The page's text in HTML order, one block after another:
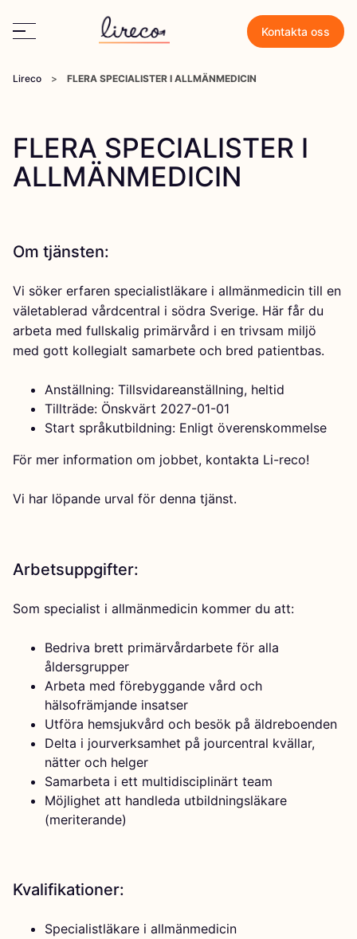
Kontakta oss
Lireco > FLERA SPECIALISTER I ALLMÄNMEDICIN
FLERA SPECIALISTER I
ALLMÄNMEDICIN
Om tjänsten:
Vi söker erfaren specialistläkare i allmänmedicin till en
väletablerad vårdcentral i södra Sverige. Här får du
arbeta med fullskalig primärvård i en trivsam miljö
med gott kollegialt samarbete och bred patientbas.
Anställning: Tillsvidareanställning, heltid
Tillträde: Önskvärt 2027-01-01
Start språkutbildning: Enligt överenskommelse
För mer information om jobbet, kontakta Li-reco!
Vi har löpande urval för denna tjänst.
Arbetsuppgifter:
Som specialist i allmänmedicin kommer du att:
Bedriva brett primärvårdarbete för alla
åldersgrupper
Arbeta med förebyggande vård och
hälsofrämjande insatser
Utföra hemsjukvård och besök på äldreboenden
Delta i jourverksamhet på jourcentral kvällar,
nätter och helger
Samarbeta i ett multidisciplinärt team
Möjlighet att handleda utbildningsläkare
(meriterande)
Kvalifikationer:
Specialistläkare i allmänmedicin